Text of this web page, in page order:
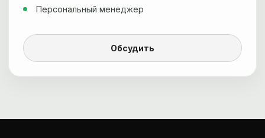
Персональный менеджер
Обсудить